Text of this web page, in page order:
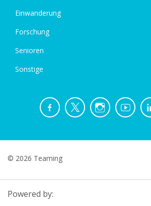
Einwanderung
Forschung
Senioren
Sonstige
© 2026 Teaming
Powered by: